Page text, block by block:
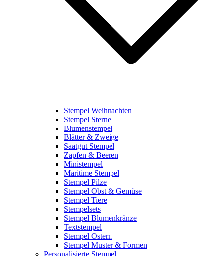
Stempel Weihnachten
Stempel Sterne
Blumenstempel
Blätter & Zweige
Saatgut Stempel
Zapfen & Beeren
Ministempel
Maritime Stempel
Stempel Pilze
Stempel Obst & Gemüse
Stempel Tiere
Stempelsets
Stempel Blumenkränze
Textstempel
Stempel Ostern
Stempel Muster & Formen
Personalisierte Stempel